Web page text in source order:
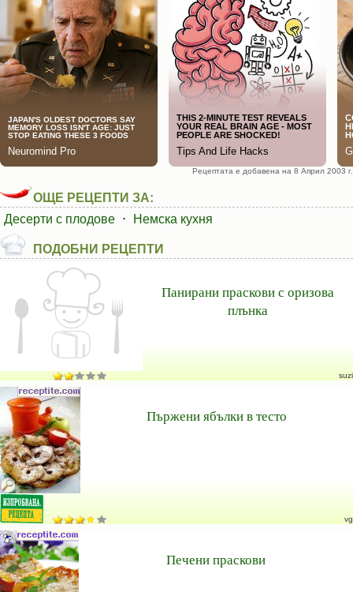
Рецептата е добавена на 8 Април 2003 г.
ОЩЕ РЕЦЕПТИ ЗА:
Десерти с плодове ⋅ Немска кухня
ПОДОБНИ РЕЦЕПТИ
Панирани праскови с оризова
плънка
suzi
Пържени ябълки в тесто
vg
Печени праскови